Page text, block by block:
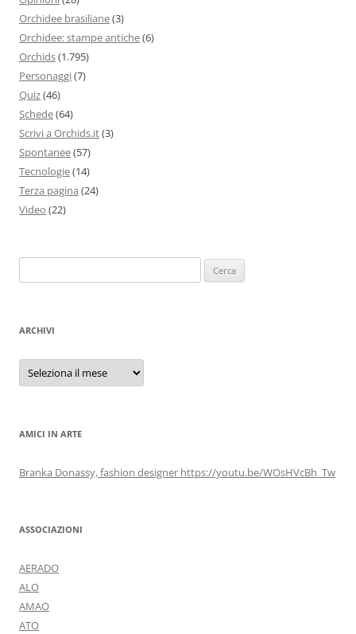
Orchidee brasiliane(3)
Orchidee: stampe antiche(6)
Orchids(1.795)
Personaggi(7)
Quiz(46)
Schede(64)
Scrivi a Orchids.it(3)
Spontanee(57)
Tecnologie(14)
Terza pagina (24)
Video (22)
per:
ARCHIVI
Archivi
AMICI IN ARTE
Branka Donassy, fashion designer https://youtu.be/WOsHVcBh_Tw
ASSOCIAZIONI
AERADO
ALO
AMAO
ATO